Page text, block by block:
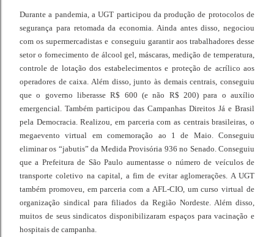
Durante a pandemia, a UGT participou da produção de protocolos de
segurança para retomada da economia. Ainda antes disso, negociou
com os supermercadistas e conseguiu garantir aos trabalhadores desse
setor o fornecimento de álcool gel, máscaras, medição de temperatura,
controle de lotação dos estabelecimentos e proteção de acrílico aos
operadores de caixa. Além disso, junto às demais centrais, conseguiu
que o governo liberasse R$ 600 (e não R$ 200) para o auxílio
emergencial. Também participou das Campanhas Direitos Já e Brasil
pela Democracia. Realizou, em parceria com as centrais brasileiras, o
megaevento virtual em comemoração ao 1 de Maio. Conseguiu
eliminar os “jabutis” da Medida Provisória 936 no Senado. Conseguiu
que a Prefeitura de São Paulo aumentasse o número de veículos de
transporte coletivo na capital, a fim de evitar aglomerações. A UGT
também promoveu, em parceria com a AFL-CIO, um curso virtual de
organização sindical para filiados da Região Nordeste. Além disso,
muitos de seus sindicatos disponibilizaram espaços para vacinação e
hospitais de campanha.